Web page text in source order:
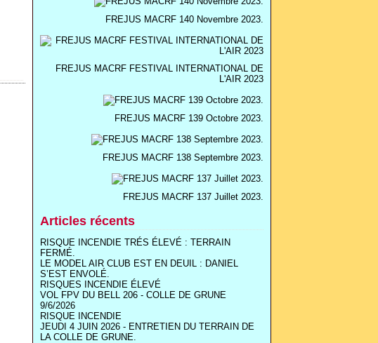
FREJUS MACRF 140 Novembre 2023.
FREJUS MACRF FESTIVAL INTERNATIONAL DE
L'AIR 2023
FREJUS MACRF 139 Octobre 2023.
FREJUS MACRF 138 Septembre 2023.
FREJUS MACRF 137 Juillet 2023.
Articles récents
RISQUE INCENDIE TRÉS ÉLEVÉ : TERRAIN
FERMÉ.
LE MODEL AIR CLUB EST EN DEUIL : DANIEL
S’EST ENVOLÉ.
RISQUES INCENDIE ÉLEVÉ
VOL FPV DU BELL 206 - COLLE DE GRUNE
9/6/2026
RISQUE INCENDIE
JEUDI 4 JUIN 2026 - ENTRETIEN DU TERRAIN DE
LA COLLE DE GRUNE.